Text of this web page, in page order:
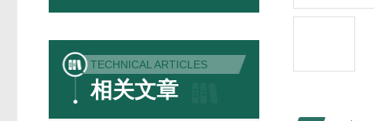
TECHNICAL ARTICLES
相关文章